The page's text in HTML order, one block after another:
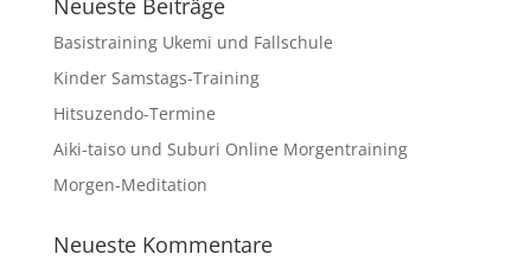
Neueste Beiträge
Basistraining Ukemi und Fallschule
Kinder Samstags-Training
Hitsuzendo-Termine
Aiki-taiso und Suburi Online Morgentraining
Morgen-Meditation
Neueste Kommentare